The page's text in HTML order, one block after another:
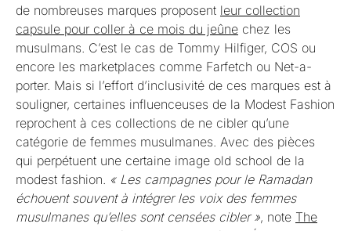
de nombreuses marques proposent leur collection
capsule pour coller à ce mois du jeûne chez les
musulmans. C’est le cas de Tommy Hilfiger, COS ou
encore les marketplaces comme Farfetch ou Net-a-
porter. Mais si l’effort d’inclusivité de ces marques est à
souligner, certaines influenceuses de la Modest Fashion
reprochent à ces collections de ne cibler qu’une
catégorie de femmes musulmanes. Avec des pièces
qui perpétuent une certaine image old school de la
modest fashion. « Les campagnes pour le Ramadan
échouent souvent à intégrer les voix des femmes
musulmanes qu’elles sont censées cibler », note The